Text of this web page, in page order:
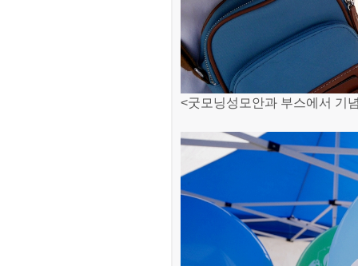
<굿모닝성모안과 부스에서 기